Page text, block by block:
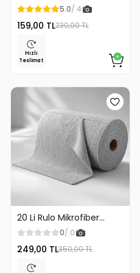
Kağıdı Askılığı
5.0/ 4
159,00 TL230,00 TL
Hızlı
Teslimat
20 Li Rulo Mikrofiber
Temizlik Bezi 25x25 cm
Çok Amaçlı Kopart Kullan
Kaliteli
0/ 0
249,00 TL350,00 TL